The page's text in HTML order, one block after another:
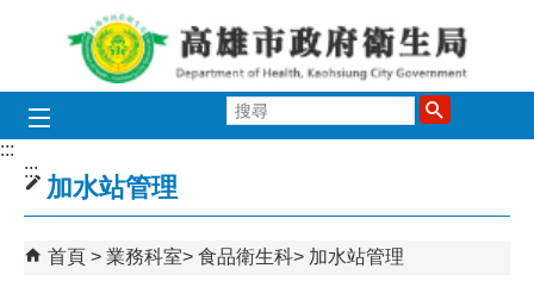
跳到主要內容區塊
尋
:::
:::
加水站管理
首頁 業務科室 食品衛生科 加水站管理